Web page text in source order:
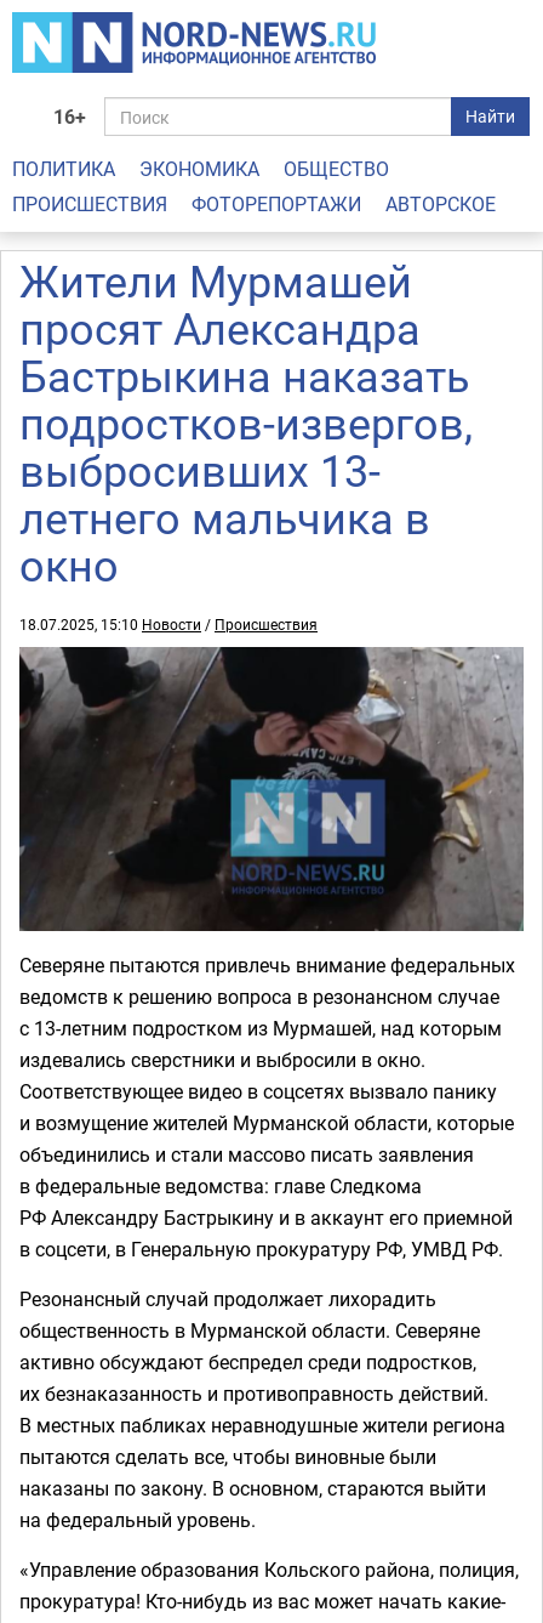
16+ Найти
ПОЛИТИКА ЭКОНОМИКА
ОБЩЕСТВО
ПРОИСШЕСТВИЯ
ФОТОРЕПОРТАЖИ АВТОРСКОЕ
Жители Мурмашей
просят Александра
Бастрыкина наказать
подростков-извергов,
выбросивших 13-
летнего мальчика в
окно
18.07.2025, 15:10 Новости / Происшествия
Северяне пытаются привлечь внимание федеральных
ведомств к решению вопроса в резонансном случае
с 13-летним подростком из Мурмашей, над которым
издевались сверстники и выбросили в окно.
Соответствующее видео в соцсетях вызвало панику
и возмущение жителей Мурманской области, которые
объединились и стали массово писать заявления
в федеральные ведомства: главе Следкома
РФ Александру Бастрыкину и в аккаунт его приемной
в соцсети, в Генеральную прокуратуру РФ, УМВД РФ.
Резонансный случай продолжает лихорадить
общественность в Мурманской области. Северяне
активно обсуждают беспредел среди подростков,
их безнаказанность и противоправность действий.
В местных пабликах неравнодушные жители региона
пытаются сделать все, чтобы виновные были
наказаны по закону. В основном, стараются выйти
на федеральный уровень.
«Управление образования Кольского района, полиция,
прокуратура! Кто-нибудь из вас может начать какие-